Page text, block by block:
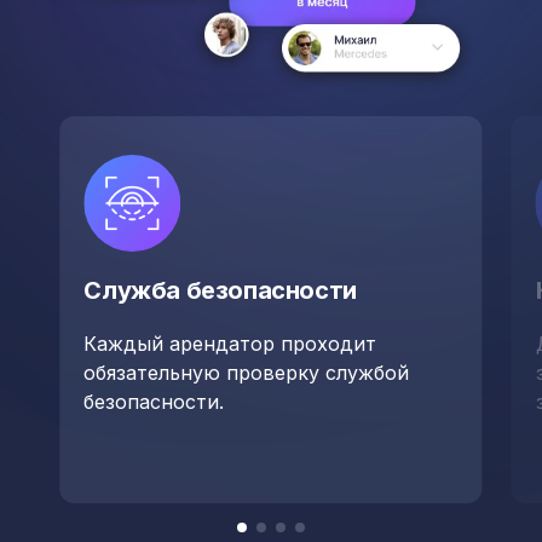
Служба безопасности
Каждый арендатор проходит
обязательную проверку службой
безопасности.
itemitem
itemitem